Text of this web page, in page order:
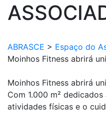
ABRASCE > Espaço do
Moinhos Fitness abrirá
Moinhos Fitness abrirá
Com 1.000 m²
atividades físicas e o